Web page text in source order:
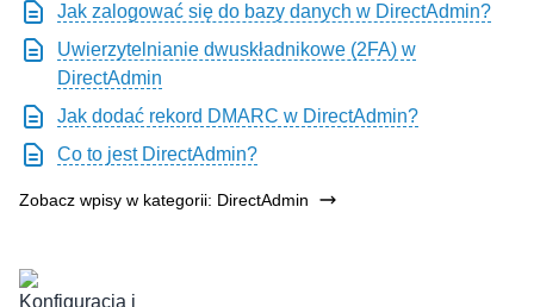
Jak zalogować się do bazy danych w DirectAdmin?
Uwierzytelnianie dwuskładnikowe (2FA) w
DirectAdmin
Jak dodać rekord DMARC w DirectAdmin?
Co to jest DirectAdmin?
Zobacz wpisy w kategorii: DirectAdmin